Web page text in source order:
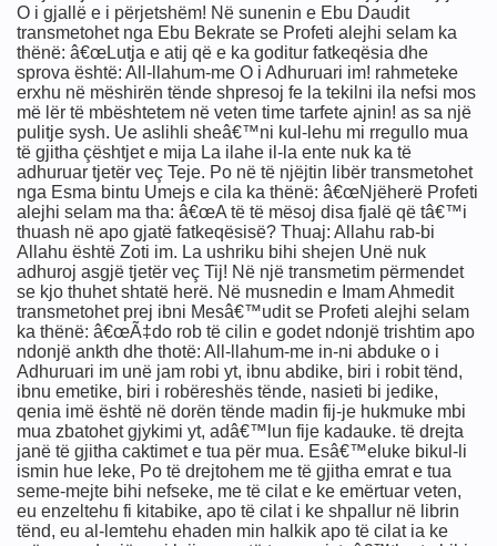
O i gjallë e i përjetshëm! Në sunenin e Ebu Daudit
transmetohet nga Ebu Bekrate se Profeti alejhi selam ka
thënë: â€œLutja e atij që e ka goditur fatkeqësia dhe
sprova është: All-llahum-me O i Adhuruari im! rahmeteke
erxhu në mëshirën tënde shpresoj fe la tekilni ila nefsi mos
më lër të mbështetem në veten time tarfete ajnin! as sa një
pulitje sysh. Ue aslihli sheâ€™ni kul-lehu mi rregullo mua
të gjitha çështjet e mija La ilahe il-la ente nuk ka të
adhuruar tjetër veç Teje. Po në të njëjtin libër transmetohet
nga Esma bintu Umejs e cila ka thënë: â€œNjëherë Profeti
alejhi selam ma tha: â€œA të të mësoj disa fjalë që tâ€™i
thuash në apo gjatë fatkeqësisë? Thuaj: Allahu rab-bi
Allahu është Zoti im. La ushriku bihi shejen Unë nuk
adhuroj asgjë tjetër veç Tij! Në një transmetim përmendet
se kjo thuhet shtatë herë. Në musnedin e Imam Ahmedit
transmetohet prej ibni Mesâ€™udit se Profeti alejhi selam
ka thënë: â€œÃ‡do rob të cilin e godet ndonjë trishtim apo
ndonjë ankth dhe thotë: All-llahum-me in-ni abduke o i
Adhuruari im unë jam robi yt, ibnu abdike, biri i robit tënd,
ibnu emetike, biri i robëreshës tënde, nasieti bi jedike,
qenia imë është në dorën tënde madin fij-je hukmuke mbi
mua zbatohet gjykimi yt, adâ€™lun fije kadauke. të drejta
janë të gjitha caktimet e tua për mua. Esâ€™eluke bikul-li
ismin hue leke, Po të drejtohem me të gjitha emrat e tua
seme-mejte bihi nefseke, me të cilat e ke emërtuar veten,
eu enzeltehu fi kitabike, apo të cilat i ke shpallur në librin
tënd, eu al-lemtehu ehaden min halkik apo të cilat ia ke